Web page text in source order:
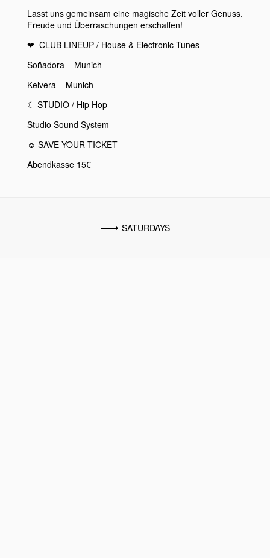
Lasst uns gemeinsam eine magische Zeit voller Genuss,
Freude und Überraschungen erschaffen!
❤︎ CLUB LINEUP/ House & Electronic Tunes
Soñadora – Munich
Kelvera – Munich
☾ STUDIO / Hip Hop
Studio Sound System
☺︎ SAVE YOUR TICKET
Abendkasse 15€
SATURDAYS